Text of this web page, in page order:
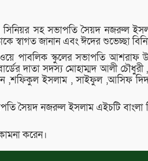
সহ সভাপতি সৈয়দ নজরুল
স্বাগত জানান এবং ঈদের শুভেচ্ছা
পাবলিক স্কুলের সভাপতি আশরাফ
দাতা সদস্য মোহাম্মদ আলী
,শফিকুল ইসলাম , সাইফুল ,আসিফ
সৈয়দ নজরুল ইসলাম এইচটি বাংলা
করেন।